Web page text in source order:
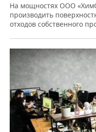
На мощностях ООО
производить
отходов собственного